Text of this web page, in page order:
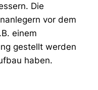
Die
vor dem
einem
gestellt werden
haben.